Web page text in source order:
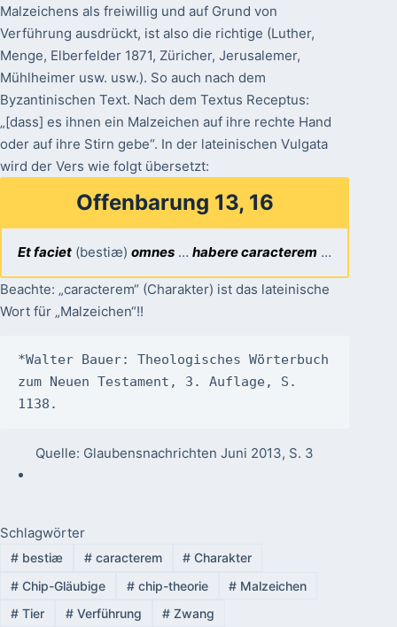
Malzeichens als freiwillig und auf Grund von
Verführung ausdrückt, ist also die richtige (Luther,
Menge, Elberfelder 1871, Züricher, Jerusalemer,
Mühlheimer usw. usw.). So auch nach dem
Byzantinischen Text. Nach dem Textus Receptus:
„[dass] es ihnen ein Malzeichen auf ihre rechte Hand
oder auf ihre Stirn gebe“. In der lateinischen Vulgata
wird der Vers wie folgt übersetzt:
Offenbarung 13, 16
Et faciet (bestiæ)omnes …habere caracterem …
Beachte: „caracterem“ (Charakter) ist das lateinische
Wort für „Malzeichen“!!
*Walter Bauer: Theologisches Wörterbuch
zum Neuen Testament, 3. Auflage, S.
1138.
Quelle: Glaubensnachrichten Juni 2013, S. 3
Schlagwörter
#bestiæ #caracterem # Charakter
#Chip-Gläubige #chip-theorie # Malzeichen
#Tier #Verführung # Zwang